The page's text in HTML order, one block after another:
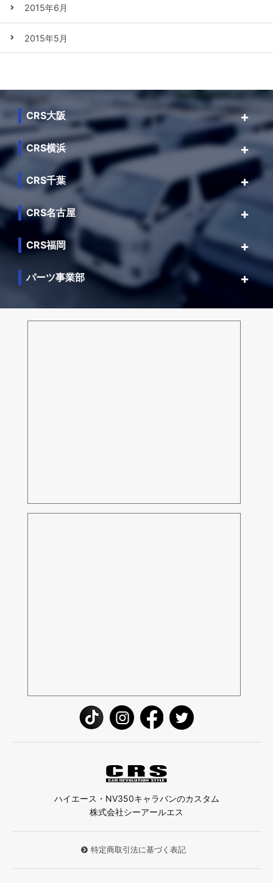
2015年6月
2015年5月
CRS大阪
CRS横浜
CRS千葉
CRS名古屋
CRS福岡
パーツ事業部
ハイエース・NV350キャラバンのカスタム
株式会社シーアールエス
特定商取引法に基づく表記